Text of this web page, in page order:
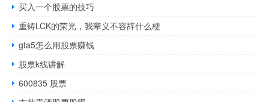
买入一个股票的技巧
重铸LCK的荣光，我辈义不容辞什么梗
gta5怎么用股票赚钱
股票k线讲解
600835 股票